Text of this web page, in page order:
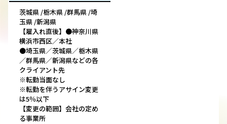
茨城県 /栃木県 /群馬県 /埼
玉県 /新潟県
【雇入れ直後】●神奈川県
横浜市西区／本社
●埼玉県／茨城県／栃木県
／群馬県／新潟県などの各
クライアント先
※転勤当面なし
※転勤を伴うアサイン変更
は5％以下
【変更の範囲】会社の定め
る事業所